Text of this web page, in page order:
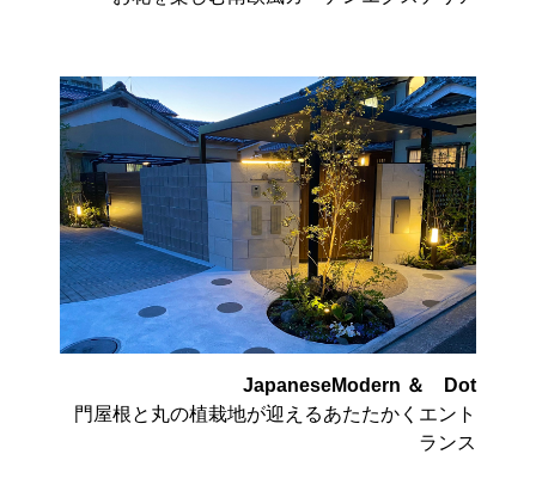
JapaneseModern ＆ Dot
門屋根と丸の植栽地が迎えるあたたかくエント
ランス